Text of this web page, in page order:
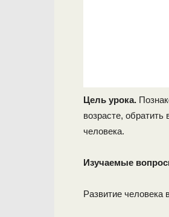
Цель урока.
возрасте,
человека.
Изучаемые
Развитие человека